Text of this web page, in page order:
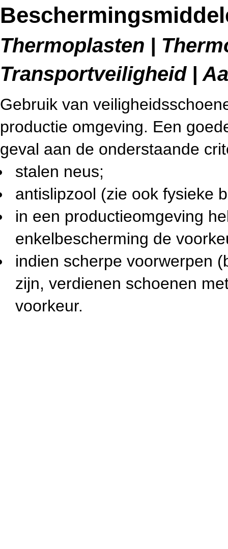
Thermoplasten |
Transportveiligheid |
Gebruik van
productie omgeving. Een
geval aan de onderstaande
stalen neus;
antislipzool (zie ook fysieke
in een productieomgeving
enkelbescherming de
indien scherpe voorwerpen
zijn, verdienen schoenen
voorkeur.